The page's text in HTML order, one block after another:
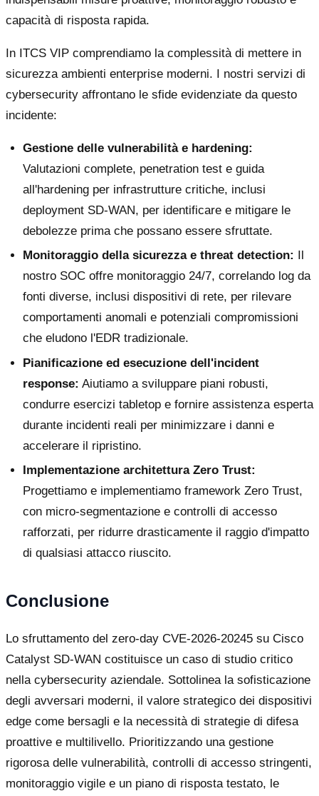
capacità di risposta rapida.
In ITCS VIP comprendiamo la complessità di mettere in
sicurezza ambienti enterprise moderni. I nostri servizi di
cybersecurity affrontano le sfide evidenziate da questo
incidente:
Gestione delle vulnerabilità e hardening:
Valutazioni complete, penetration test e guida
all'hardening per infrastrutture critiche, inclusi
deployment SD-WAN, per identificare e mitigare le
debolezze prima che possano essere sfruttate.
Monitoraggio della sicurezza e threat detection: Il
nostro SOC offre monitoraggio 24/7, correlando log da
fonti diverse, inclusi dispositivi di rete, per rilevare
comportamenti anomali e potenziali compromissioni
che eludono l'EDR tradizionale.
Pianificazione ed esecuzione dell'incident
response: Aiutiamo a sviluppare piani robusti,
condurre esercizi tabletop e fornire assistenza esperta
durante incidenti reali per minimizzare i danni e
accelerare il ripristino.
Implementazione architettura Zero Trust:
Progettiamo e implementiamo framework Zero Trust,
con micro-segmentazione e controlli di accesso
rafforzati, per ridurre drasticamente il raggio d'impatto
di qualsiasi attacco riuscito.
Conclusione
Lo sfruttamento del zero-day CVE-2026-20245 su Cisco
Catalyst SD-WAN costituisce un caso di studio critico
nella cybersecurity aziendale. Sottolinea la sofisticazione
degli avversari moderni, il valore strategico dei dispositivi
edge come bersagli e la necessità di strategie di difesa
proattive e multilivello. Prioritizzando una gestione
rigorosa delle vulnerabilità, controlli di accesso stringenti,
monitoraggio vigile e un piano di risposta testato, le